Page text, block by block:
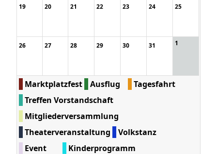
19 20 21 22 23 24 25
26 27 28 29 30 31 1
Marktplatzfest Ausflug
Tagesfahrt
Treffen Vorstandschaft
Mitgliederversammlung
Theaterveranstaltung
Volkstanz
Event
Kinderprogramm